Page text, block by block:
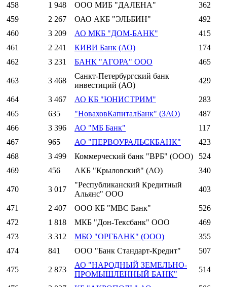
458
1 948 ООО МИБ "ДАЛЕНА"
362
459
2 267 ОАО АКБ "ЭЛЬБИН"
492
460
3 209 АО МКБ "ДОМ-БАНК"
415
461
2 241 КИВИ Банк (АО)
174
462
3 231 БАНК "АГОРА" ООО 465
463 3 468
Санкт-Петербургский банк
инвестиций (АО)
429
464 3 467 АО КБ "ЮНИСТРИМ"
283
465
635 "НоваховКапиталБанк" (ЗАО)
487
466
3 396 АО "МБ Банк"
117
467
965 АО "ПЕРВОУРАЛЬСКБАНК"
423
468
3 499 Коммерческий банк "ВРБ" (ООО)
524
469
456 АКБ "Крыловский" (АО) 340
470 3 017
"Республиканский Кредитный
Альянс" ООО
403
471 2 407 ООО КБ "МВС Банк"
526
472
1 818 МКБ "Дон-Тексбанк" ООО
469
473
3 312 МБО "ОРГБАНК" (ООО)
355
474
841 ООО "Банк Стандарт-Кредит" 507
475 2 873
АО "НАРОДНЫЙ ЗЕМЕЛЬНО-
ПРОМЫШЛЕННЫЙ БАНК"
514